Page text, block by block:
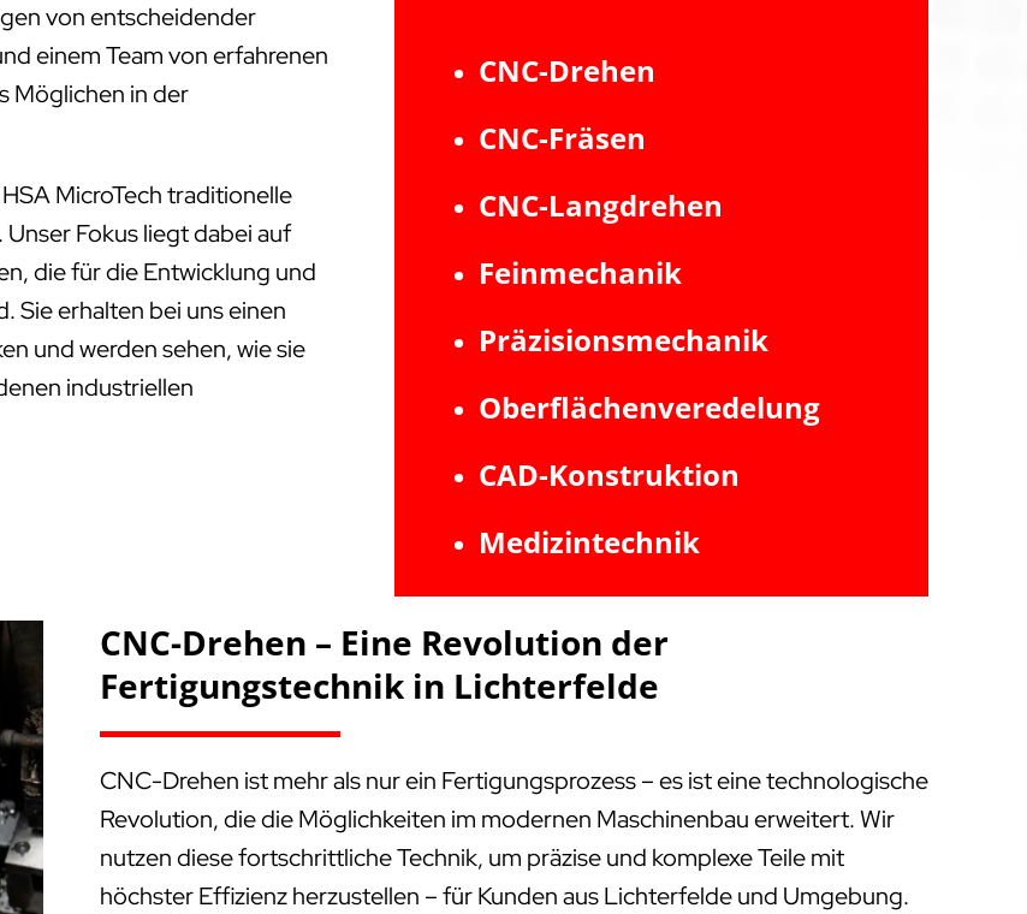
von entscheidender
einem Team von erfahrenen
Möglichen in der
MicroTech traditionelle
Fokus liegt dabei auf
die für die Entwicklung und
Sie erhalten bei uns einen
und werden sehen, wie sie
industriellen
CNC-Drehen
CNC-Fräsen
CNC-Langdrehen
Feinmechanik
Präzisionsmechanik
Oberflächenveredelung
CAD-Konstruktion
Medizintechnik
CNC-Drehen – Eine Revolution der
Fertigungstechnik in Lichterfelde
CNC-Drehen ist mehr als nur ein Fertigungsprozess – es ist eine technologische
Revolution, die die Möglichkeiten im modernen Maschinenbau erweitert. Wir
nutzen diese fortschrittliche Technik, um präzise und komplexe Teile mit
höchster Effizienz herzustellen – für Kunden aus Lichterfelde und Umgebung.